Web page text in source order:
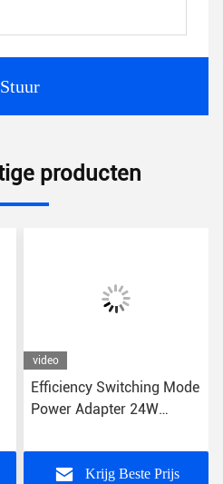
Stuur
producten
video
Efficiency Switching Mode
Power Adapter 24W
FCC RoHS gecertificeerd
Krijg Beste Prijs